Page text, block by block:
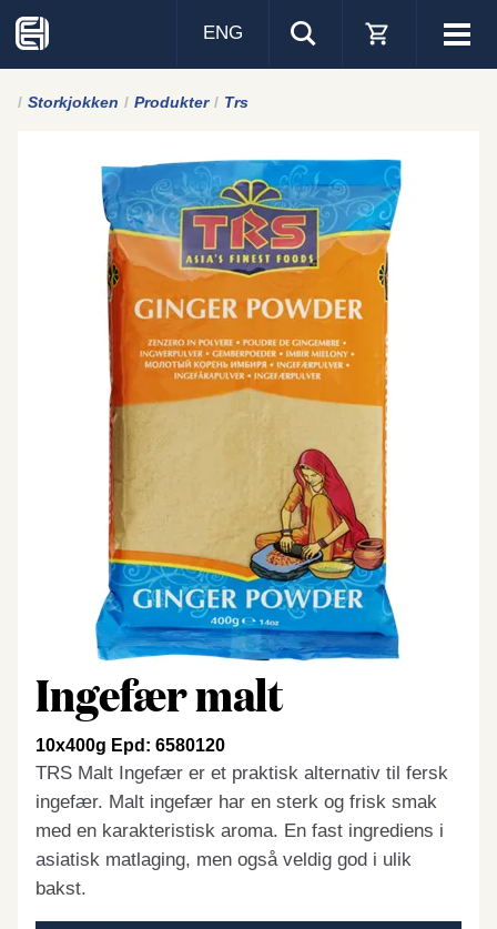
Visa
ENG
Storkjokken Produkter Trs
Ingefær malt
10x400g Epd: 6580120
TRS Malt Ingefær er et praktisk alternativ til fersk
ingefær. Malt ingefær har en sterk og frisk smak
med en karakteristisk aroma. En fast ingrediens i
asiatisk matlaging, men også veldig god i ulik
bakst.